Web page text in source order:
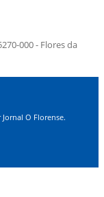
000 - Flores da
O Florense.